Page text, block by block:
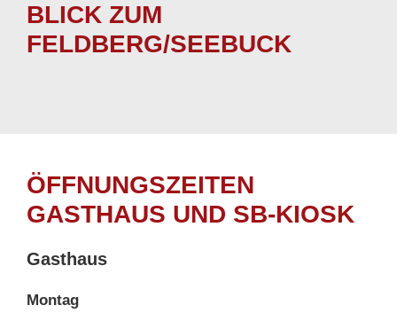
BLICK ZUM
FELDBERG/SEEBUCK
ÖFFNUNGSZEITEN
GASTHAUS UND SB-KIOSK
Gasthaus
Montag